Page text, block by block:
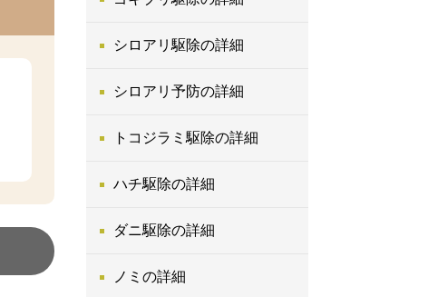
シロアリ駆除の詳細
シロアリ予防の詳細
トコジラミ駆除の詳細
ハチ駆除の詳細
ダニ駆除の詳細
ノミの詳細